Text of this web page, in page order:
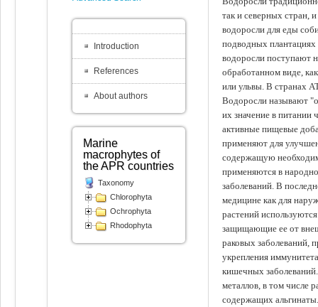
так и северных стран,
водоросли для еды
подводных
водоросли поступают
обработанном виде,
или ульвы. В странах
Водоросли называют
их значение в питании
активные пищевые
применяют для
содержащую
применяются в
заболеваний. В
медицине как для
растений
защищающие ее от
раковых заболеваний,
укрепления
кишечных
металлов, в том числе
содержащих
Introduction
References
About authors
Marine
macrophytes of
the APR countries
Taxonomy
Chlorophyta
Ochrophyta
Rhodophyta